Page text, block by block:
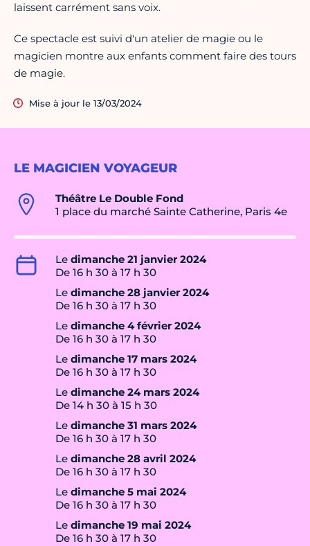
LE MAGICIEN VOYAGEUR
Théâtre Le Double Fond
1 place du marché Sainte Catherine, Paris 4e
Le dimanche 21 janvier 2024
De 16 h 30 à 17 h 30
Le dimanche 28 janvier 2024
De 16 h 30 à 17 h 30
Le dimanche 4 février 2024
De 16 h 30 à 17 h 30
Le dimanche 17 mars 2024
De 16 h 30 à 17 h 30
Le dimanche 24 mars 2024
De 14 h 30 à 15 h 30
Le dimanche 31 mars 2024
De 16 h 30 à 17 h 30
Le dimanche 28 avril 2024
De 16 h 30 à 17 h 30
Le dimanche 5 mai 2024
De 16 h 30 à 17 h 30
Le dimanche 19 mai 2024
De 16 h 30 à 17 h 30
laissent carrément sans voix.
Ce spectacle est suivi d'un atelier de magie ou le
magicien montre aux enfants comment faire des tours
de magie.
Mise à jour le 13/03/2024